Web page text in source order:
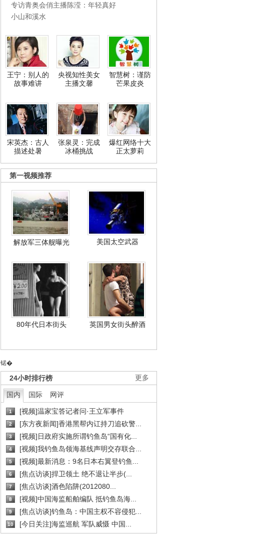
专访青奥会俏主播陈滢：年轻真好
小山和溪水
王宁：别人的
故事难讲
央视知性美女
主播文馨
智慧树：谨防
芒果皮炎
宋英杰：古人
描述处暑
张泉灵：完成
冰桶挑战
爆红网络十大
正太萝莉
第一视频推荐
解放军三体舰曝光 美国太空武器
80年代日本街头 英国男女街头醉酒
锘�
更多
24小时排行榜
国内 国际 网评
1 [视频]温家宝答记者问·王立军事件
2 [东方夜新闻]香港黑帮内讧持刀追砍警...
3 [视频]日政府实施所谓钓鱼岛“国有化...
4 [视频]我钓鱼岛领海基线声明交存联合...
5 [视频]最新消息：9名日本右翼登钓鱼...
6 [焦点访谈]捍卫领土 绝不退让半步(...
7 [焦点访谈]酒色陷阱(2012080...
8 [视频]中国海监船舶编队 抵钓鱼岛海...
9 [焦点访谈]钓鱼岛：中国主权不容侵犯...
10 [今日关注]海监巡航 军队威慑 中国...